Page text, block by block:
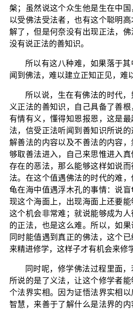
槃；虽然说这个众生他是生在中
以受佛法受法者，也有这个聪明
解了，但是何奈没有出现正法，
没有说正法的善知识。
所以有这八种难，如果落于
闻到佛法，难以建立正知正见，难
所以说，生在有佛法的时代
义正法的善知识，自己具备了善
有情有义，懂得知恩报恩，这是
法，信受正法听闻到善知识所说
解善法的内容以及不善法的内容
够取善法进入，自己来思惟进入
存在的恶法，那么能够这样如说
法。在这个值遇佛法的时代的难
龟在海中值遇浮木孔的事情：说
现这个海面上，出现海面上还要能
这个机会非常难；就说能够成为
的正法，也是这么难。所以，如果
同时能值遇到真正的佛法，这个
来精进修学，这样子才有机会来修
同时呢，修学佛法过程里面，
所说的是了义法，让这个修学者
个法界实相。因为证悟法界实相
智慧，来善于了解什么是法界的